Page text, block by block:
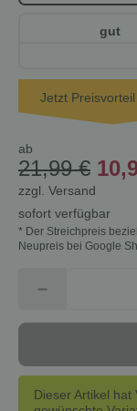
gut
Jetzt
ab
21,99 €
zzgl. Versand
sofort verfügbar
* Der Streichpreis
Neupreis bei Google
Dieser Artikel